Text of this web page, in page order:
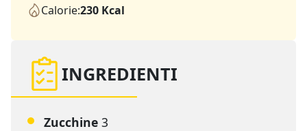
Calorie:230 Kcal
INGREDIENTI
Zucchine 3